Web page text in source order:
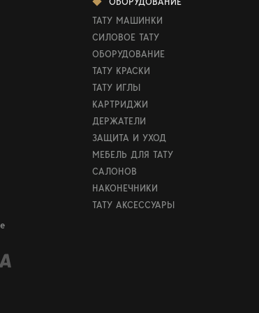
ТАТУ МАШИНКИ
СИЛОВОЕ ТАТУ
ОБОРУДОВАНИЕ
ТАТУ КРАСКИ
ТАТУ ИГЛЫ
КАРТРИДЖИ
ДЕРЖАТЕЛИ
ЗАЩИТА И УХОД
МЕБЕЛЬ ДЛЯ ТАТУ
САЛОНОВ
НАКОНЕЧНИКИ
ТАТУ АКСЕССУАРЫ